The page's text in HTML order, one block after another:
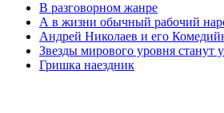
В разговорном жанре
А в жизни обычный рабочий
Андрей Николаев и его
Звезды мирового уровня станут
Гришка наездник